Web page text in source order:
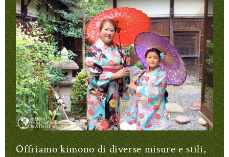
Offriamo kimono di diverse misure e stili,